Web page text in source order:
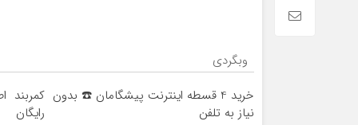
وبگردی
خرید 4 قسطه اینترنت پیشگامان ☎️ بدون
نیاز به تلفن
کمربند
رایگان